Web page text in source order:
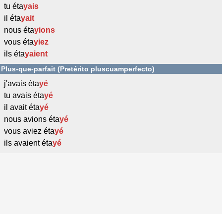
tu étayais
il étayait
nous étayions
vous étayiez
ils étayaient
Plus-que-parfait (Pretérito pluscuamperfecto)
j'avais étayé
tu avais étayé
il avait étayé
nous avions étayé
vous aviez étayé
ils avaient étayé